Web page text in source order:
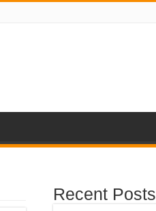
Recent Posts